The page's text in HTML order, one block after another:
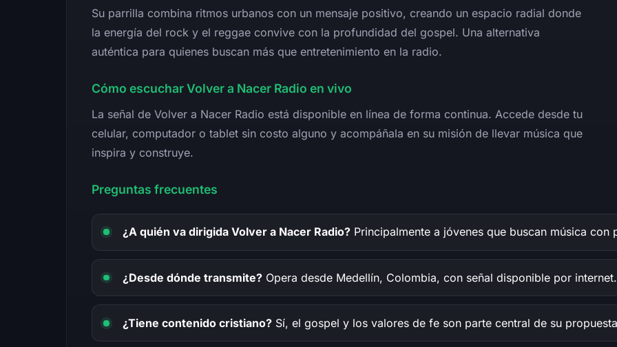
Su parrilla combina ritmos urbanos con un mensaje positivo, creando un espacio radial donde
la energía del rock y el reggae convive con la profundidad del gospel. Una alternativa
auténtica para quienes buscan más que entretenimiento en la radio.
Cómo escuchar Volver a Nacer Radio en vivo
La señal de Volver a Nacer Radio está disponible en línea de forma continua. Accede desde tu
celular, computador o tablet sin costo alguno y acompáñala en su misión de llevar música que
inspira y construye.
Preguntas frecuentes
¿A quién va dirigida Volver a Nacer Radio? Principalmente a jóvenes que buscan música
¿Desde dónde transmite? Opera desde Medellín, Colombia, con señal disponible por internet.
¿Tiene contenido cristiano? Sí, el gospel y los valores de fe son parte central de su